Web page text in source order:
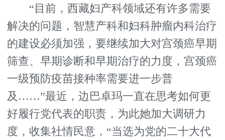
“目前，西藏妇产科领域还有许多需要
解决的问题，智慧产科和妇科肿瘤内科治疗
的建设必须加强，要继续加大对宫颈癌早期
筛查、早期诊断和早期治疗的力度，宫颈癌
一级预防疫苗接种率需要进一步普
及……”最近，边巴卓玛一直在思考如何更
好履行党代表的职责，为此她加大调研力
度，收集社情民意，“当选为党的二十大代